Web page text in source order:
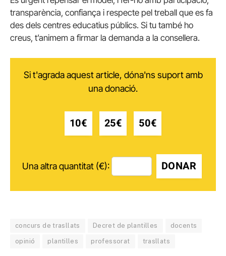
transparència, confiança i respecte pel treball que es fa
des dels centres educatius públics. Si tu també ho
creus, t’animem a firmar la demanda a la consellera.
Si t'agrada aquest article, dóna'ns suport amb
una donació.
10€ 25€ 50€
Una altra quantitat (€): DONAR
concurs de trasllats Decret de plantilles docents
opinió plantilles professorat trasllats